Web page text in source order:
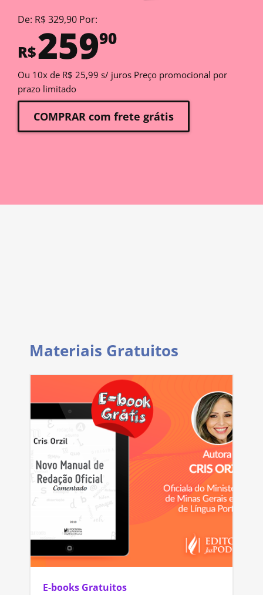
De: R$ 329,90 Por:
R$25990
Ou 10x de R$ 25,99 s/ juros Preço promocional por
prazo limitado
COMPRAR com frete grátis
Materiais Gratuitos
E-books Gratuitos